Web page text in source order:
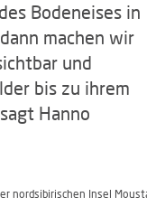
Bodeneises in
machen wir
und
bis zu ihrem
Hanno
nordsibirischen Insel